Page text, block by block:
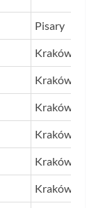
Pisary
Kraków
Kraków
Kraków
Kraków
Kraków
Kraków